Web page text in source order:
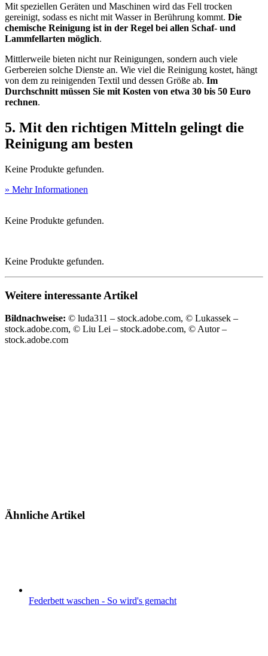
Mit speziellen Geräten und Maschinen wird das Fell trocken
gereinigt, sodass es nicht mit Wasser in Berührung kommt. Die
chemische Reinigung ist in der Regel bei allen Schaf- und
Lammfellarten möglich.
Mittlerweile bieten nicht nur Reinigungen, sondern auch viele
Gerbereien solche Dienste an. Wie viel die Reinigung kostet, hängt
von dem zu reinigenden Textil und dessen Größe ab. Im
Durchschnitt müssen Sie mit Kosten von etwa 30 bis 50 Euro
rechnen.
5. Mit den richtigen Mitteln gelingt die
Reinigung am besten
Keine Produkte gefunden.
» Mehr Informationen
Keine Produkte gefunden.
Keine Produkte gefunden.
Weitere interessante Artikel
Bildnachweise: © luda311 – stock.adobe.com, © Lukassek –
stock.adobe.com, © Liu Lei – stock.adobe.com, © Autor –
stock.adobe.com
Ähnliche Artikel
Federbett waschen - So wird's gemacht